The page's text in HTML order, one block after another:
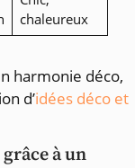
chaleureux
harmonie déco,
d’idées déco et
à un